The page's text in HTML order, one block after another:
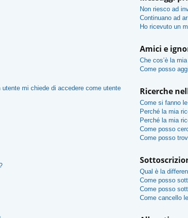
mi chiede di accedere come utente
Non riesco ad
Continuano ad
Ho ricevuto un
Amici e
Che cos’è la
Come posso
Ricerche
Come si fanno
Perché la mia
Perché la mia
Come posso
Come posso
Qual è la
Come posso
Come posso
Come cancello